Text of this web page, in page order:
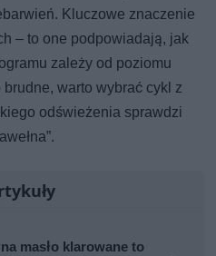
Kluczowe znaczenie
– to one podpowiadają, jak
zależy od poziomu
warto wybrać cykl z
odświeżenia sprawdzi
masło klarowane to